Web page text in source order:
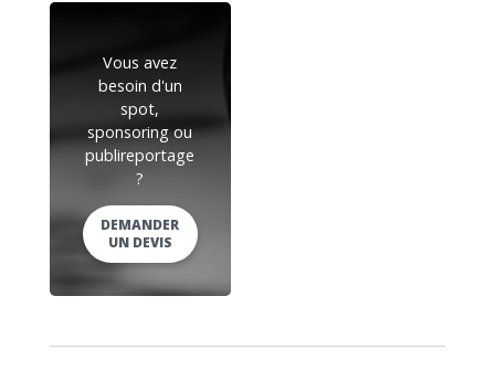
Vous avez
besoin d'un
spot,
sponsoring ou
publireportage
?
DEMANDER
UN DEVIS